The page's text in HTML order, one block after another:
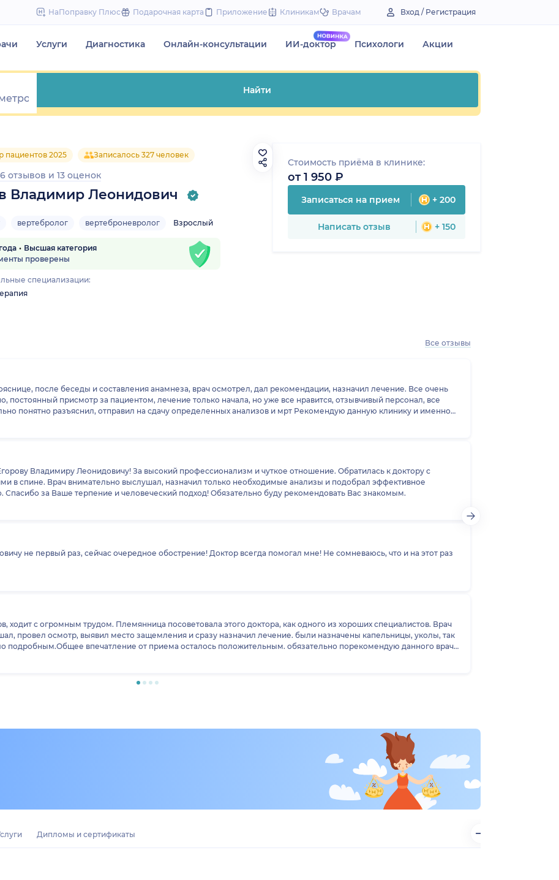
to
НаПоправку Плюс Подарочная карта Приложение Клиникам Врачам Вход / Регистрация
Услуги Диагностика Онлайн-консультации ИИ-доктор Психологи Акции
Найти
пациентов 2025 Записалось 327 человек
Владимир Леонидович
отзывов и 13 оценок
вертебролог вертеброневролог Взрослый
Высшая категория
проверены
специализации:
Стоимость приёма в клинике:
от 1 950 ₽
Записаться на прием + 200
Написать отзыв + 150
Дипломы и сертификаты
Все отзывы
после беседы и составления анамнеза, врач осмотрел, дал рекомендации, назначил лечение. Все очень
постоянный присмотр за пациентом, лечение только начала, но уже все нравится, отзывчивый персонал, все
Владимиру Леонидовичу! За высокий профессионализм и чуткое отношение. Обратилась к доктору с
Спасибо за Ваше терпение и человеческий подход! Обязательно буду рекомендовать Вас знакомым.
не первый раз, сейчас очередное обострение! Доктор всегда помогал мне! Не сомневаюсь, что и на этот раз
с огромным трудом. Племянница посоветовала этого доктора, как одного из хороших специалистов. Врач
провел осмотр, выявил место защемления и сразу назначил лечение. были назначены капельницы, уколы, так
впечатление от приема осталось положительным. обязательно порекомендую данного врача